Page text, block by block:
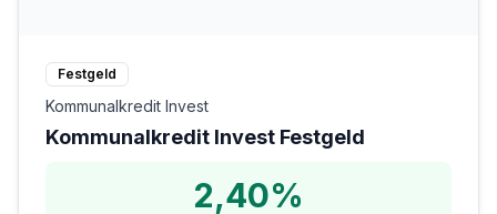
Festgeld
Kommunalkredit Invest
Kommunalkredit Invest Festgeld
2,40%